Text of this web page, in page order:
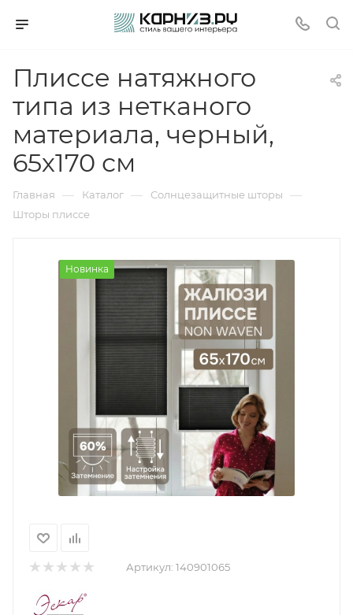
Плиссе натяжного
типа из нетканого
материала, черный,
65х170 см
Главная — Каталог — Солнцезащитные шторы —
Шторы плиссе
Новинка
Артикул: 140901065